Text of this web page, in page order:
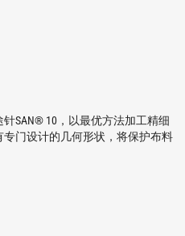
SAN® 10，以最优方法加工精细
门设计的几何形状，将保护布料